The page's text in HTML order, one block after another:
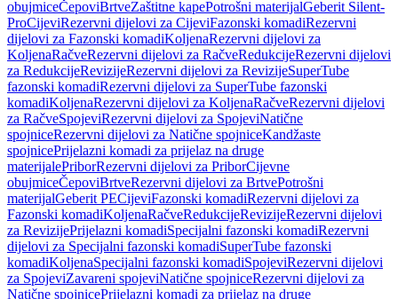
obujmiceČepoviBrtveZaštitne kapePotrošni materijalGeberit Silent-
ProCijeviRezervni dijelovi za CijeviFazonski komadiRezervni
dijelovi za Fazonski komadiKoljenaRezervni dijelovi za
KoljenaRačveRezervni dijelovi za RačveRedukcijeRezervni dijelovi
za RedukcijeRevizijeRezervni dijelovi za RevizijeSuperTube
fazonski komadiRezervni dijelovi za SuperTube fazonski
komadiKoljenaRezervni dijelovi za KoljenaRačveRezervni dijelovi
za RačveSpojeviRezervni dijelovi za SpojeviNatične
spojniceRezervni dijelovi za Natične spojniceKandžaste
spojnicePrijelazni komadi za prijelaz na druge
materijalePriborRezervni dijelovi za PriborCijevne
obujmiceČepoviBrtveRezervni dijelovi za BrtvePotrošni
materijalGeberit PECijeviFazonski komadiRezervni dijelovi za
Fazonski komadiKoljenaRačveRedukcijeRevizijeRezervni dijelovi
za RevizijePrijelazni komadiSpecijalni fazonski komadiRezervni
dijelovi za Specijalni fazonski komadiSuperTube fazonski
komadiKoljenaSpecijalni fazonski komadiSpojeviRezervni dijelovi
za SpojeviZavareni spojeviNatične spojniceRezervni dijelovi za
Natične spojnicePrijelazni komadi za prijelaz na druge